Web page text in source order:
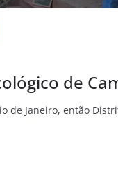
de
de Janeiro, então